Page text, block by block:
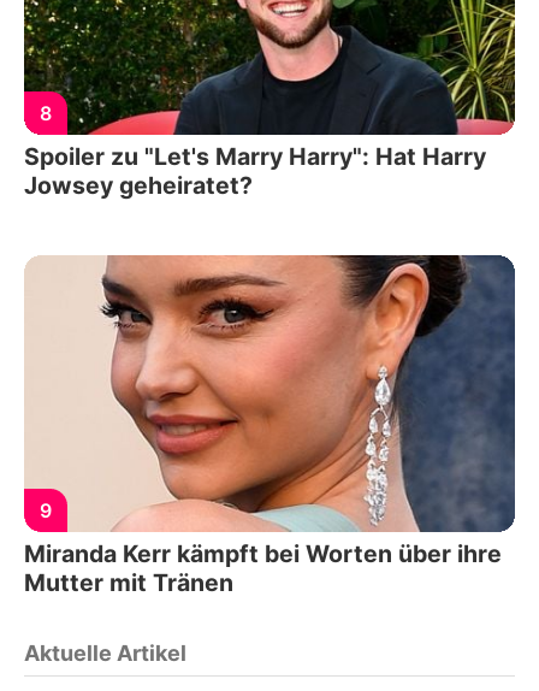
8
Spoiler zu "Let's Marry Harry": Hat Harry
Jowsey geheiratet?
9
Miranda Kerr kämpft bei Worten über ihre
Mutter mit Tränen
Aktuelle Artikel